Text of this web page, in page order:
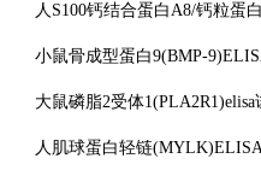
人 S100钙结合蛋白A8/钙粒蛋
小鼠骨成型蛋白9(BMP-
大鼠磷脂2受体1(PLA2R1)elisa
人肌球蛋白轻链